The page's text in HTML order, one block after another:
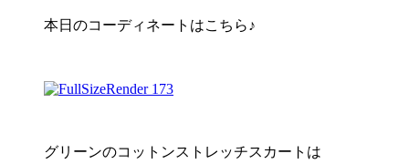
本日のコーディネートはこちら♪
グリーンのコットンストレッチスカートは